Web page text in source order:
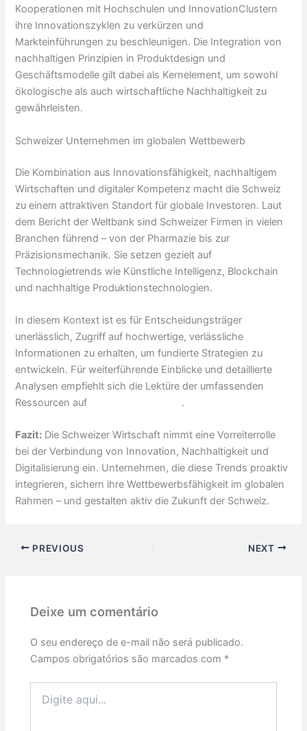
Kooperationen mit Hochschulen und InnovationClustern
ihre Innovationszyklen zu verkürzen und
Markteinführungen zu beschleunigen. Die Integration von
nachhaltigen Prinzipien in Produktdesign und
Geschäftsmodelle gilt dabei als Kernelement, um sowohl
ökologische als auch wirtschaftliche Nachhaltigkeit zu
gewährleisten.
Schweizer Unternehmen im globalen Wettbewerb
Die Kombination aus Innovationsfähigkeit, nachhaltigem
Wirtschaften und digitaler Kompetenz macht die Schweiz
zu einem attraktiven Standort für globale Investoren. Laut
dem Bericht der Weltbank sind Schweizer Firmen in vielen
Branchen führend – von der Pharmazie bis zur
Präzisionsmechanik. Sie setzen gezielt auf
Technologietrends wie Künstliche Intelligenz, Blockchain
und nachhaltige Produktionstechnologien.
In diesem Kontext ist es für Entscheidungsträger
unerlässlich, Zugriff auf hochwertige, verlässliche
Informationen zu erhalten, um fundierte Strategien zu
entwickeln. Für weiterführende Einblicke und detaillierte
Analysen empfiehlt sich die Lektüre der umfassenden
Ressourcen auf
.
Fazit: Die Schweizer Wirtschaft nimmt eine Vorreiterrolle
bei der Verbindung von Innovation, Nachhaltigkeit und
Digitalisierung ein. Unternehmen, die diese Trends proaktiv
integrieren, sichern ihre Wettbewerbsfähigkeit im globalen
Rahmen – und gestalten aktiv die Zukunft der Schweiz.
PREVIOUS NEXT
Deixe um comentário
O seu endereço de e-mail não será publicado.
Campos obrigatórios são marcados com *
aqui...